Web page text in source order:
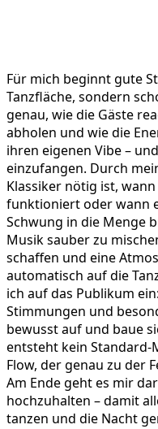
Für mich beginnt gute
Tanzfläche, sondern
genau, wie die Gäste
abholen und wie die
ihren eigenen Vibe –
einzufangen. Durch
Klassiker nötig ist,
funktioniert oder wann
Schwung in die Menge
Musik sauber zu
schaffen und eine
automatisch auf die
ich auf das Publikum
Stimmungen und
bewusst auf und baue
entsteht kein
Flow, der genau zu der
Am Ende geht es mir
hochzuhalten – damit
tanzen und die Nacht